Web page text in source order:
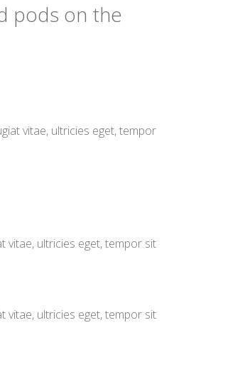
pods on the
vitae, ultricies eget, tempor
vitae, ultricies eget, tempor sit
vitae, ultricies eget, tempor sit